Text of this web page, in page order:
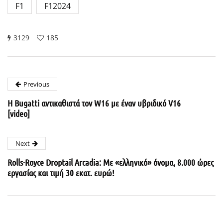
F1 F12024
3129 185
Previous
Η Bugatti αντικαθιστά τον W16 με έναν υβριδικό V16
[video]
Next
Rolls-Royce Droptail Arcadia: Με «ελληνικό» όνομα, 8.000 ώρες
εργασίας και τιμή 30 εκατ. ευρώ!